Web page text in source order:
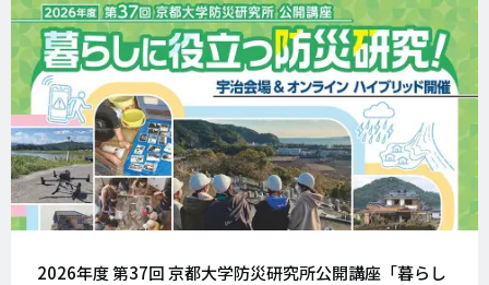
2026年度 第37回 京都大学防災研究所公開講座「暮らし